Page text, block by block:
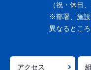
で
（祝・休日
※部署、施設
異なるところ
アクセス